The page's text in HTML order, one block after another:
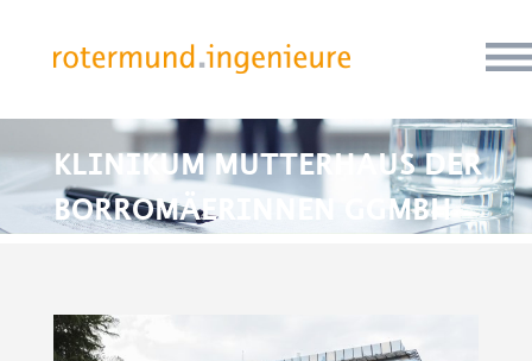
KLINIKUM MUTTERHAUS DER
BORROMÄERINNEN GGMBH